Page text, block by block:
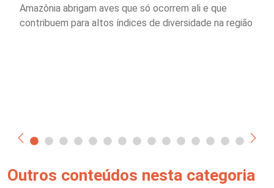
Amazônia abrigam aves que só ocorrem ali e que
contribuem para altos índices de diversidade na região
Outros conteúdos nesta categoria